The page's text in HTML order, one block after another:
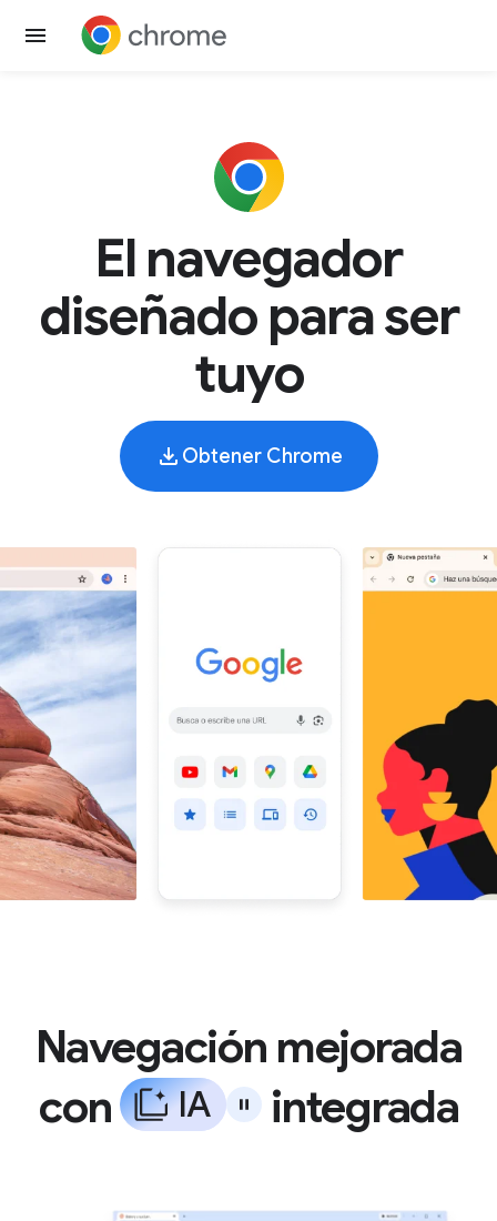
El navegador
diseñado para ser
tuyo
Obtener Chrome
Navegación mejorada
con
IA integrada